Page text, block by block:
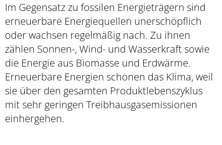
Im Gegensatz zu fossilen Energieträgern sind
erneuerbare Energiequellen unerschöpflich
oder wachsen regelmäßig nach. Zu ihnen
zählen Sonnen-, Wind- und Wasserkraft sowie
die Energie aus Biomasse und Erdwärme.
Erneuerbare Energien schonen das Klima, weil
sie über den gesamten Produktlebenszyklus
mit sehr geringen Treibhausgasemissionen
einhergehen.